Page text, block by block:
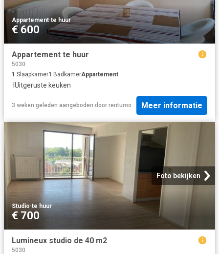
Appartement·te huur
€ 600
Appartement te huur
5030
1 Slaapkamer1 BadkamerAppartement
· IUitgeruste keuken
3 weken geleden aangeboden door rentumo Meer informatie
Foto bekijken
Studio·te huur
€ 700
Lumineux studio de 40 m2
5030